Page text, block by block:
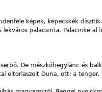
képek, képecskék
lekváros palacsinta. Palacinke al
De mészkőhegylánc és
eltorlaszolt Duna, ott: a tenger.